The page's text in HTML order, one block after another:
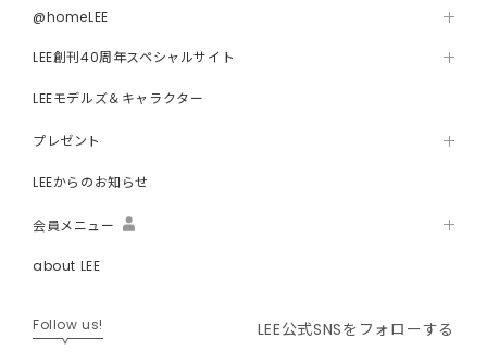
@homeLEE
LEE創刊40周年スペシャルサイト
LEEモデルズ＆キャラクター
プレゼント
LEEからのお知らせ
会員メニュー
about LEE
Follow us! LEE公式SNSをフォローする